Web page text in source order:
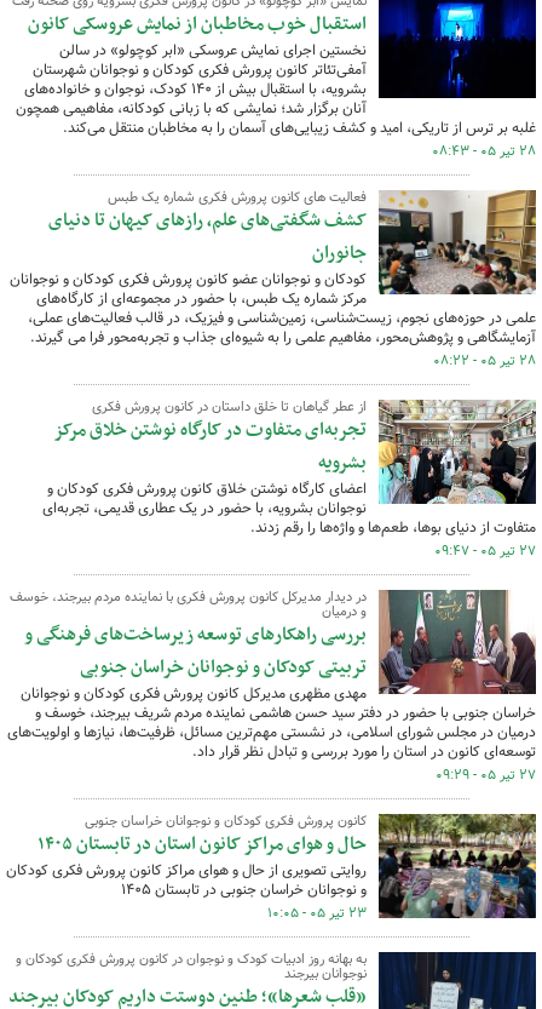
استقبال خوب مخاطبان از نمایش عروسکی کانون
نخستین اجرای نمایش عروسکی «ابر کوچولو» در سالن
آمفی‌تئاتر کانون پرورش فکری کودکان و نوجوانان شهرستان
بشرویه، با استقبال بیش از ۱۴۰ کودک، نوجوان و خانواده‌های
آنان برگزار شد؛ نمایشی که با زبانی کودکانه، مفاهیمی همچون
غلبه بر ترس از تاریکی، امید و کشف زیبایی‌های آسمان را به مخاطبان منتقل می‌کند.
۲۸ تیر ۰۵ - ۰۸:۴۳
فعالیت های کانون پرورش فکری شماره یک طبس
کشف شگفتی‌های علم، رازهای کیهان تا دنیای
جانوران
کودکان و نوجوانان عضو کانون پرورش فکری کودکان و نوجوانان
مرکز شماره یک طبس، با حضور در مجموعه‌ای از کارگاه‌های
علمی در حوزه‌های نجوم، زیست‌شناسی، زمین‌شناسی و فیزیک، در قالب فعالیت‌های عملی،
آزمایشگاهی و پژوهش‌محور، مفاهیم علمی را به شیوه‌ای جذاب و تجربه‌محور فرا می گیرند.
۲۸ تیر ۰۵ - ۰۸:۲۲
از عطر گیاهان تا خلق داستان در کانون پرورش فکری
تجربه‌ای متفاوت در کارگاه نوشتن خلاق مرکز
بشرویه
اعضای کارگاه نوشتن خلاق کانون پرورش فکری کودکان و
نوجوانان بشرویه، با حضور در یک عطاری قدیمی، تجربه‌ای
متفاوت از دنیای بوها، طعم‌ها و واژه‌ها را رقم زدند.
۲۷ تیر ۰۵ - ۰۹:۴۷
در دیدار مدیرکل کانون پرورش فکری با نماینده مردم بیرجند، خوسف
و درمیان
بررسی راهکارهای توسعه زیرساخت‌های فرهنگی و
تربیتی کودکان و نوجوانان خراسان جنوبی
مهدی مظهری مدیرکل کانون پرورش فکری کودکان و نوجوانان
خراسان جنوبی با حضور در دفتر سید حسن هاشمی نماینده مردم شریف بیرجند، خوسف و
درمیان در مجلس شورای اسلامی، در نشستی مهم‌ترین مسائل، ظرفیت‌ها، نیازها و اولویت‌های
توسعه‌ای کانون در استان را مورد بررسی و تبادل نظر قرار داد.
۲۷ تیر ۰۵ - ۰۹:۲۹
کانون پرورش فکری کودکان و نوجوانان خراسان جنوبی
حال و هوای مراکز کانون استان در تابستان ۱۴۰۵
روایتی تصویری از حال و هوای مراکز کانون پرورش فکری کودکان
و نوجوانان خراسان جنوبی در تابستان ۱۴۰۵
۲۳ تیر ۰۵ - ۱۰:۰۵
به بهانه روز ادبیات کودک و نوجوان در کانون پرورش فکری کودکان و
نوجوانان بیرجند
«قلب شعرها»؛ طنین دوستت داریمِ کودکان بیرجند